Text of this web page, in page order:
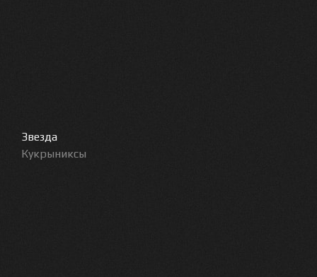
Звезда
Кукрыниксы